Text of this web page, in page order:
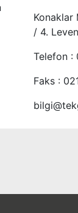
Konaklar
/ 4.
Telefon :
Faks :